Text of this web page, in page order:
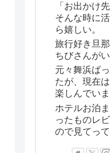
「お出かけ
そんな時に
ら嬉しい。
旅行好き旦
ちびさんがい
元々舞浜ば
たが、現在
楽しんでいま
ホテルお泊
ったものレ
ので見てって